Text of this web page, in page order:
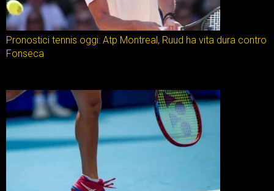
Pronostici tennis oggi: Atp Montreal, Ruud ha vita dura contro
Fonseca